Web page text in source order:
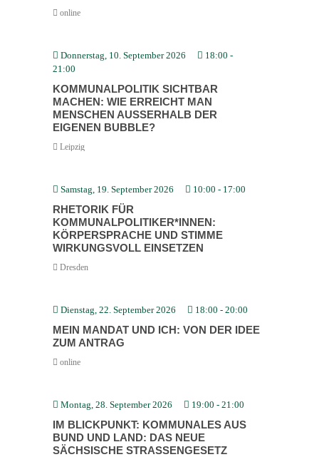
online
Donnerstag, 10. September 2026 18:00 -
21:00
KOMMU­NAL­PO­LITIK SICHTBAR
MACHEN: WIE ERREICHT MAN
MENSCHEN AUSSERHALB DER E
IGENEN BUBBLE?
Leipzig
Samstag, 19. September 2026 10:00 - 17:00
RHETORIK FÜR
KOMMUNALPOLITIKER*INNEN:
KÖRPER­SPRACHE UND STIMME
WIRKUNGSVOLL EINSETZEN
Dresden
Dienstag, 22. September 2026 18:00 - 20:00
MEIN MANDAT UND ICH: VON DER IDEE
ZUM ANTRAG
online
Montag, 28. September 2026 19:00 - 21:00
IM BLICK­PUNKT: KOMMU­NALES AUS
BUND UND LAND: DAS NEUE
SÄCHSISCHE STRASSEN­GESETZ